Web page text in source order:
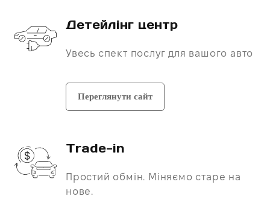
Детейлінг центр
Увесь спект послуг для вашого авто
Переглянути сайт
Trade-in
Простий обмін. Міняємо старе на
нове.